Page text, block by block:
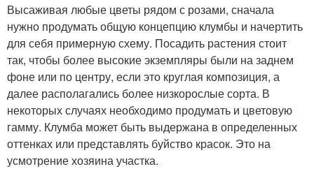
Высаживая любые цветы рядом с розами, сначала
нужно продумать общую концепцию клумбы и начертить
для себя примерную схему. Посадить растения стоит
так, чтобы более высокие экземпляры были на заднем
фоне или по центру, если это круглая композиция, а
далее располагались более низкорослые сорта. В
некоторых случаях необходимо продумать и цветовую
гамму. Клумба может быть выдержана в определенных
оттенках или представлять буйство красок. Это на
усмотрение хозяина участка.